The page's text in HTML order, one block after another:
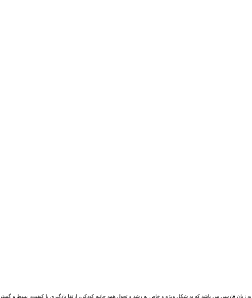
زبان فارسی می باشد که به شکل ویژه و خاص به رشد و تحول همه جانبه کودکی، ارتقا یادگیری با کیفیت، بسط و